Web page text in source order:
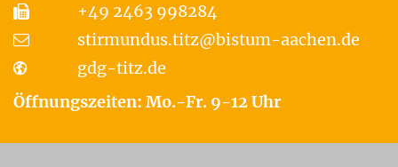
+49 2463 998284
stirmundus.titz@bistum-aachen.de
gdg-titz.de
Öffnungszeiten: Mo.-Fr. 9-12 Uhr